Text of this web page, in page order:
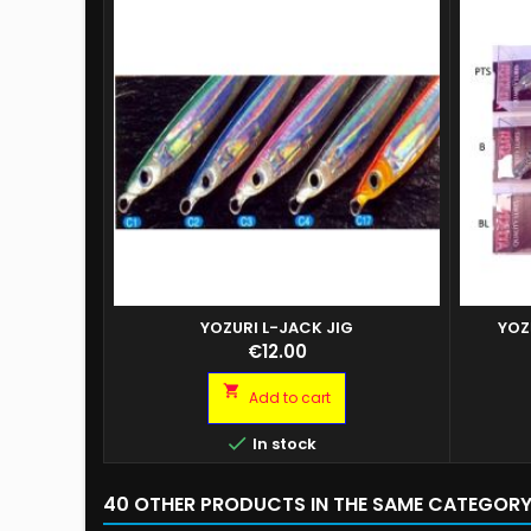
YOZURI L-JACK JIG
YOZURI L-JACK JIG 18GR C3 YOZURI L-JACK
JIG 40GR C2 YOZURI L-JACK JIG 60GR C1
YOZURI L-JACK JIG 60GR C3
Price
€12.00
 Add to cart
 In stock
40 OTHER PRODUCTS IN THE SAME